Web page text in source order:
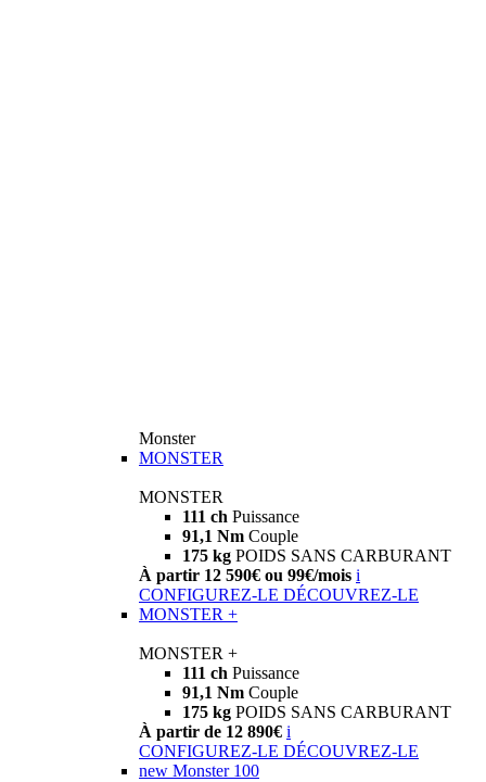
Monster
MONSTER
MONSTER
111 ch Puissance
91,1 Nm Couple
175 kg POIDS SANS CARBURANT
À partir 12 590€ ou 99€/mois i
CONFIGUREZ-LE DÉCOUVREZ-LE
MONSTER +
MONSTER +
111 ch Puissance
91,1 Nm Couple
175 kg POIDS SANS CARBURANT
À partir de 12 890€ i
CONFIGUREZ-LE DÉCOUVREZ-LE
new Monster 100